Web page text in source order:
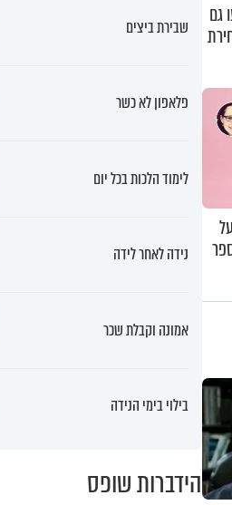
יגיעו גם
שבירת ביצים
פלאפון לא כשר
לימוד הלכות בכל יום
נידה לאחר לידה
אמונה וקבלת שכר
בילוי בימי הנידה
הידברות שופס